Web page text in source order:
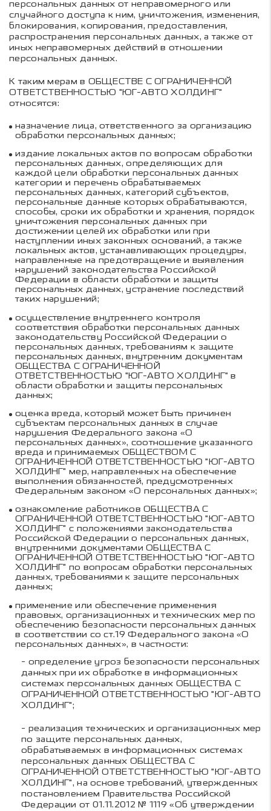
персональных данных от неправомерного или
случайного доступа к ним, уничтожения, изменения,
блокирования, копирования, предоставления,
распространения персональных данных, а также от
иных неправомерных действий в отношении
персональных данных.
К таким мерам в ОБЩЕСТВЕ С ОГРАНИЧЕННОЙ
ОТВЕТСТВЕННОСТЬЮ "ЮГ-АВТО ХОЛДИНГ"
относятся:
назначение лица, ответственного за организацию
обработки персональных данных;
издание локальных актов по вопросам обработки
персональных данных, определяющих для
каждой цели обработки персональных данных
категории и перечень обрабатываемых
персональных данных, категорий субъектов,
персональные данные которых обрабатываются,
способы, сроки их обработки и хранения, порядок
уничтожения персональных данных при
достижении целей их обработки или при
наступлении иных законных оснований, а также
локальных актов, устанавливающих процедуры,
направленные на предотвращение и выявления
нарушений законодательства Российской
Федерации в области обработки и защиты
персональных данных, устранение последствий
таких нарушений;
осуществление внутреннего контроля
соответствия обработки персональных данных
законодательству Российской Федерации о
персональных данных, требованиям к защите
персональных данных, внутренним документам
ОБЩЕСТВА С ОГРАНИЧЕННОЙ
ОТВЕТСТВЕННОСТЬЮ "ЮГ-АВТО ХОЛДИНГ" в
области обработки и защиты персональных
данных;
оценка вреда, который может быть причинен
субъектам персональных данных в случае
нарушения Федерального закона «О
персональных данных», соотношение указанного
вреда и принимаемыхОБЩЕСТВОМ С
ОГРАНИЧЕННОЙ ОТВЕТСТВЕННОСТЬЮ "ЮГ-АВТО
ХОЛДИНГ" мер, направленных на обеспечение
выполнения обязанностей, предусмотренных
Федеральным законом «О персональных данных»;
ознакомление работниковОБЩЕСТВА С
ОГРАНИЧЕННОЙ ОТВЕТСТВЕННОСТЬЮ "ЮГ-АВТО
ХОЛДИНГ" с положениями законодательства
Российской Федерации о персональных данных,
внутренними документамиОБЩЕСТВА С
ОГРАНИЧЕННОЙ ОТВЕТСТВЕННОСТЬЮ "ЮГ-АВТО
ХОЛДИНГ" по вопросам обработки персональных
данных, требованиями к защите персональных
данных;
применение или обеспечение применения
правовых, организационных и технических мер по
обеспечению безопасности персональных данных
в соответствии со ст.19 Федерального закона «О
персональных данных», в частности:
- определение угроз безопасности персональных
данных при их обработке в информационных
системах персональных данных ОБЩЕСТВА С
ОГРАНИЧЕННОЙ ОТВЕТСТВЕННОСТЬЮ "ЮГ-АВТО
ХОЛДИНГ";
- реализация технических и организационных мер
по защите персональных данных,
обрабатываемых в информационных системах
персональных данныхОБЩЕСТВА С
ОГРАНИЧЕННОЙ ОТВЕТСТВЕННОСТЬЮ "ЮГ-АВТО
ХОЛДИНГ", на основе требований, утвержденных
постановлением Правительства Российской
Федерации от 01.11.2012 № 1119 «Об утверждении